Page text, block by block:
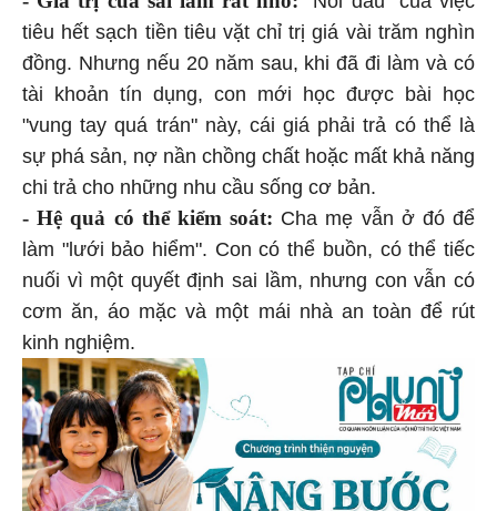
tiêu hết sạch tiền tiêu vặt chỉ trị giá vài trăm nghìn
đồng. Nhưng nếu 20 năm sau, khi đã đi làm và có
tài khoản tín dụng, con mới học được bài học
"vung tay quá trán" này, cái giá phải trả có thể là
sự phá sản, nợ nần chồng chất hoặc mất khả năng
chi trả cho những nhu cầu sống cơ bản.
- Hệ quả có thể kiểm soát: Cha mẹ vẫn ở đó để
làm "lưới bảo hiểm". Con có thể buồn, có thể tiếc
nuối vì một quyết định sai lầm, nhưng con vẫn có
cơm ăn, áo mặc và một mái nhà an toàn để rút
kinh nghiệm.